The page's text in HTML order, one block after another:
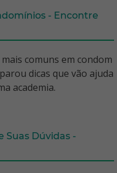
- Encontre
comuns em condom
dicas que vão ajuda
academia.
Suas Dúvidas -